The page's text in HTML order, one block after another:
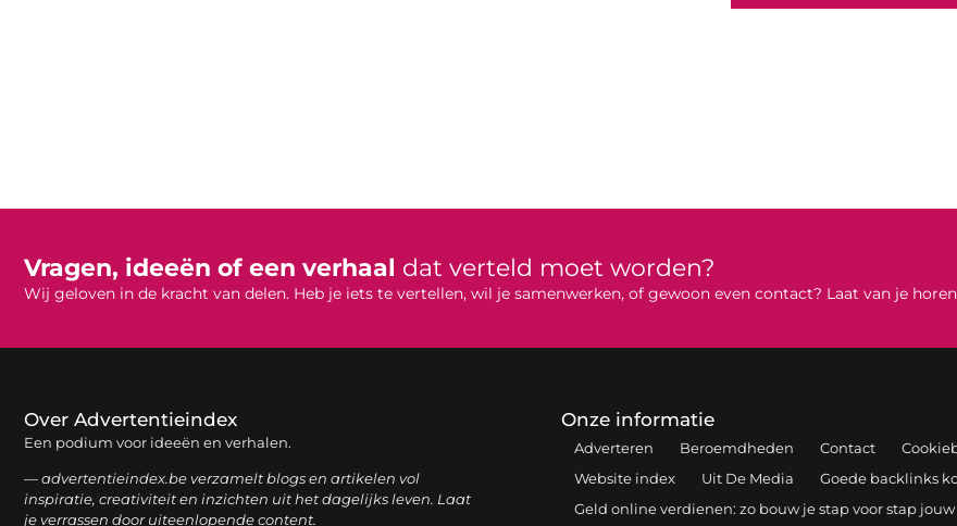
Vragen, ideeën of een verhaal dat verteld moet worden?
Wij geloven in de kracht van delen. Heb je iets te vertellen, wil je samenwerken, of gewoon even contact? Laat van je
Over Advertentieindex
Een podium voor ideeën en verhalen.
— advertentieindex.be verzamelt blogs en artikelen vol
inspiratie, creativiteit en inzichten uit het dagelijks leven. Laat
je verrassen door uiteenlopende content.
Onze informatie
Adverteren Beroemdheden Contact
Website index
Uit De Media
Goede backlinks
Geld online verdienen: zo bouw je stap voor stap